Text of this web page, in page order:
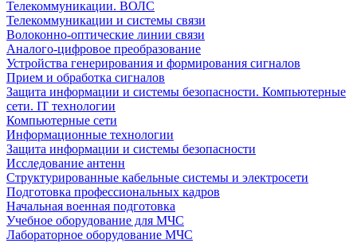
Телекоммуникации. ВОЛС
Телекоммуникации и системы связи
Волоконно-оптические линии связи
Аналого-цифровое преобразование
Устройства генерирования и формирования сигналов
Прием и обработка сигналов
Защита информации и системы безопасности. Компьютерные
сети. IT технологии
Компьютерные сети
Информационные технологии
Защита информации и системы безопасности
Исследование антенн
Структурированные кабельные системы и электросети
Подготовка профессиональных кадров
Начальная военная подготовка
Учебное оборудование для МЧС
Лабораторное оборудование МЧС